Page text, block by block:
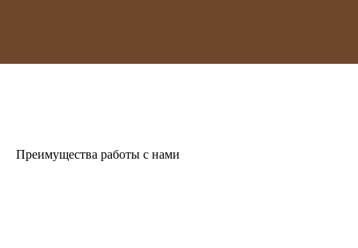
Преимущества работы с нами